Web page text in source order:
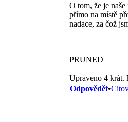
O tom, že je
přímo na místě
nadace, za čož
PRUNED
Upraveno 4 krát.
Odpovědět•